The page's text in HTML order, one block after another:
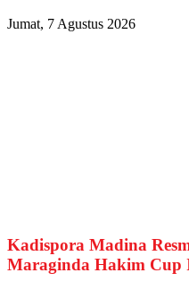
Jumat, 7 Agustus 2026
Kadispora Madina
Maraginda Hakim Cup